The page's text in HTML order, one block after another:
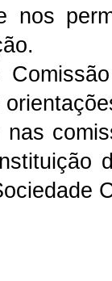
nos
nas